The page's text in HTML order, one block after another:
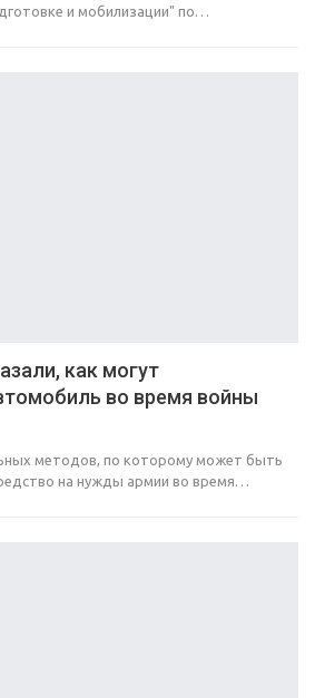
и мобилизации" по…
как могут
во время войны
методов, по которому может быть
на нужды армии во время…